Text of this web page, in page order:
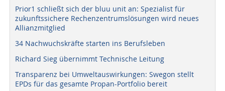
Prior1 schließt sich der bluu unit an: Spezialist für
zukunftssichere Rechenzentrumslösungen wird neues
Allianzmitglied
34 Nachwuchskräfte starten ins Berufsleben
Richard Sieg übernimmt Technische Leitung
Transparenz bei Umweltauswirkungen: Swegon stellt
EPDs für das gesamte Propan-Portfolio bereit